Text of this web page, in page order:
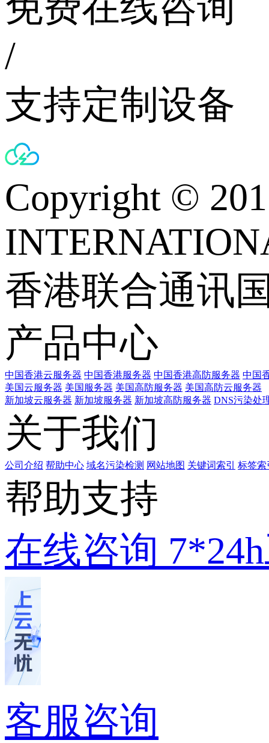
/
支持定制设备
Copyright ©
香港联合通讯
产品中心
中国香港云服务器 中国香港服务器 中国香港高防服务器 中国
美国云服务器 美国服务器 美国高防服务器 美国高防云服务器
新加坡云服务器 新加坡服务器 新加坡高防服务器 DNS污染处
关于我们
公司介绍 帮助中心 域名污染检测 网站地图 关键词索引 标签索
帮助支持
在线咨询
客服咨询